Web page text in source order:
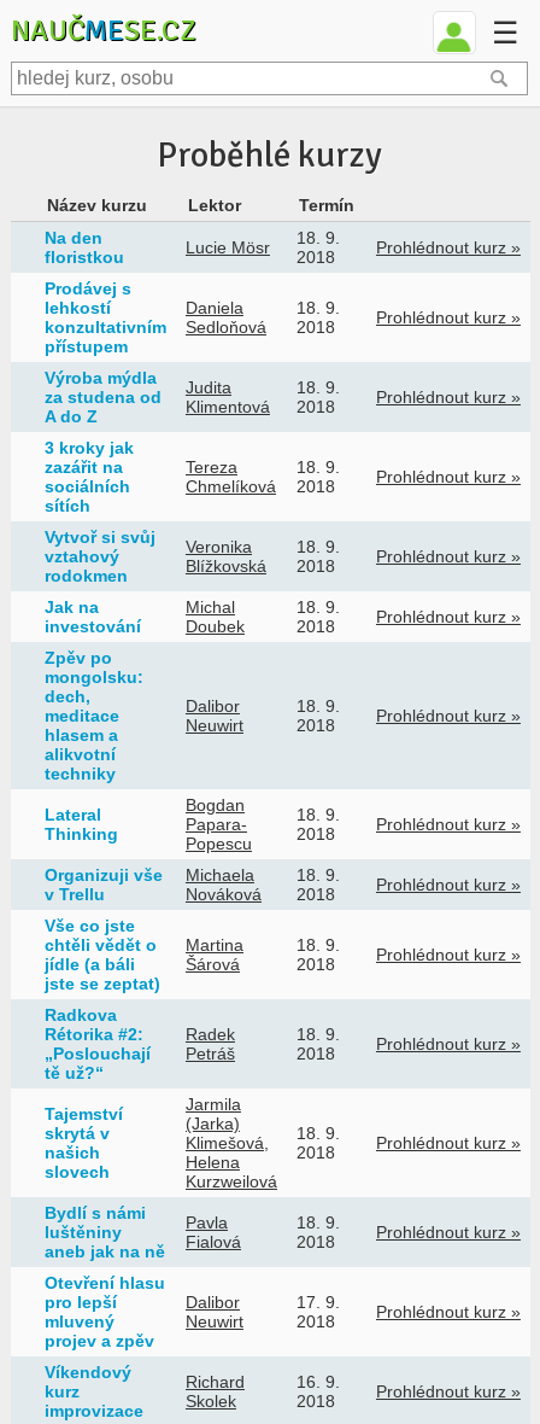
NAUČMESE.CZ ☰
Proběhlé kurzy
Název kurzu Lektor
Termín
Na den
floristkou
Lucie Mösr
18. 9.
2018
Prohlédnout kurz »
Prodávej s
lehkostí
konzultativním
přístupem
Daniela
Sedloňová
18. 9.
2018
Prohlédnout kurz »
Výroba mýdla
za studena od
A do Z
Judita
Klimentová
18. 9.
2018
Prohlédnout kurz »
3 kroky jak
zazářit na
sociálních
sítích
Tereza
Chmelíková
18. 9.
2018
Prohlédnout kurz »
Vytvoř si svůj
vztahový
rodokmen
Veronika
Blížkovská
18. 9.
2018
Prohlédnout kurz »
Jak na
investování
Michal
Doubek
18. 9.
2018
Prohlédnout kurz »
Zpěv po
mongolsku:
dech,
meditace
hlasem a
alikvotní
techniky
Dalibor
Neuwirt
18. 9.
2018
Prohlédnout kurz »
Lateral
Thinking
Bogdan
Papara-
Popescu
18. 9.
2018
Prohlédnout kurz »
Organizuji vše
v Trellu
Michaela
Nováková
18. 9.
2018
Prohlédnout kurz »
Vše co jste
chtěli vědět o
jídle (a báli
jste se zeptat)
Martina
Šárová
18. 9.
2018
Prohlédnout kurz »
Radkova
Rétorika #2:
„Poslouchají
tě už?“
Radek
Petráš
18. 9.
2018
Prohlédnout kurz »
Tajemství
skrytá v
našich
slovech
Jarmila
(Jarka)
Klimešová
Helena
Kurzweilová
18. 9.
2018
Prohlédnout kurz »
Bydlí s námi
luštěniny
aneb jak na ně
Pavla
Fialová
18. 9.
2018
Prohlédnout kurz »
Otevření hlasu
pro lepší
mluvený
projev a zpěv
Dalibor
Neuwirt
17. 9.
2018
Prohlédnout kurz »
Víkendový
kurz
improvizace
Richard
Skolek
16. 9.
2018
Prohlédnout kurz »